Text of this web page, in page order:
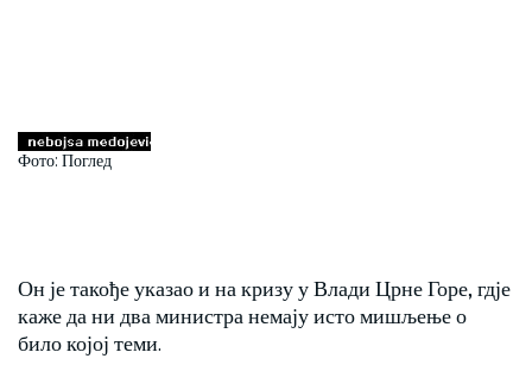
Фото: Поглед
Он је такође указао и на кризу у Влади Црне Горе, гдје
каже да ни два министра немају исто мишљење о
било којој теми.